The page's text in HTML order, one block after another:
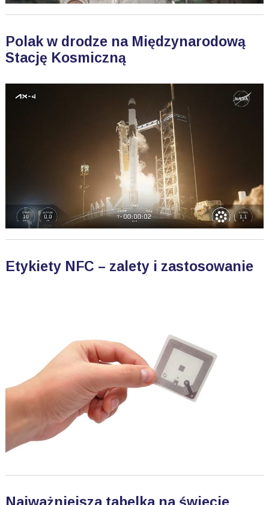
Polak w drodze na Międzynarodową
Stację Kosmiczną
Etykiety NFC – zalety i zastosowanie